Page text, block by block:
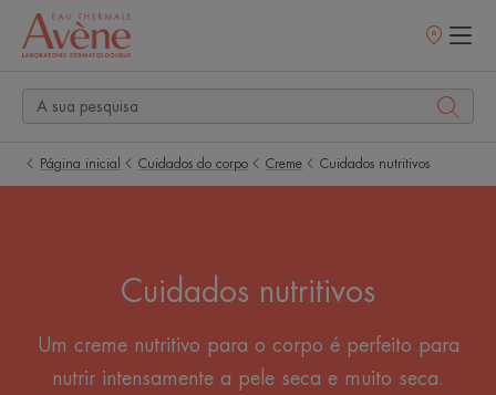
Pontos
Página inicial Cuidados do corpo Creme Cuidados nutritivos
Cuidados nutritivos
Um creme nutritivo para o corpo é perfeito para
nutrir intensamente a pele seca e muito seca.